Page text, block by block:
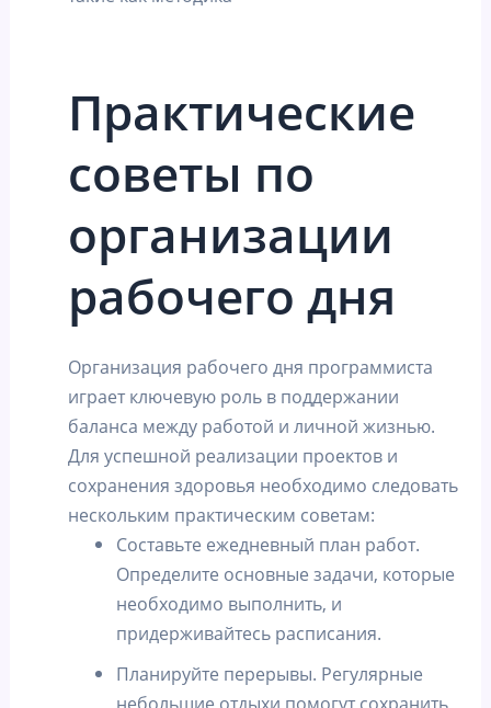
Практические
советы по
организации
рабочего дня
Организация рабочего дня программиста
играет ключевую роль в поддержании
баланса между работой и личной жизнью.
Для успешной реализации проектов и
сохранения здоровья необходимо следовать
нескольким практическим советам:
Составьте ежедневный план работ.
Определите основные задачи, которые
необходимо выполнить, и
придерживайтесь расписания.
Планируйте перерывы. Регулярные